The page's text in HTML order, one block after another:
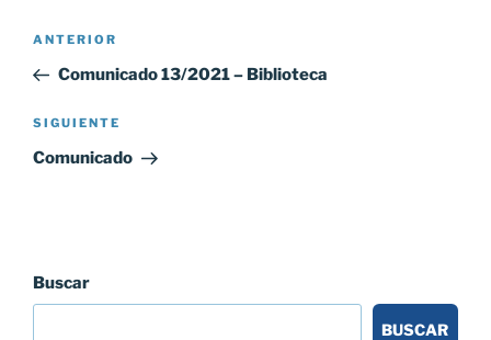
Navegación
entradas
Entrada
anterior:
ANTERIOR
Comunicado 13/2021 – Biblioteca
Siguiente
entrada
SIGUIENTE
Comunicado
Buscar
BUSCAR